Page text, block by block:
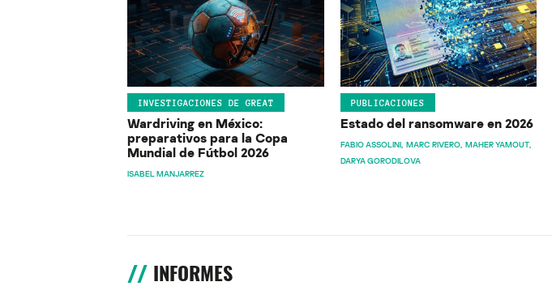
INVESTIGACIONES DE GREAT
Wardriving en México:
preparativos para la Copa
Mundial de Fútbol 2026
ISABEL MANJARREZ
PUBLICACIONES
Estado del ransomware en 2026
FABIO ASSOLINI MARC RIVERO MAHER YAMOUT
DARYA GORODILOVA
INFORMES